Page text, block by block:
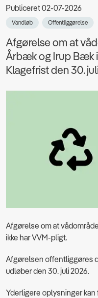
Publiceret 02-07-2026
Vandløb Offentliggørelse
Afgørelse om at
Årbæk og Irup Bæk
Klagefrist den 30.
Afgørelse om at
ikke har VVM-pligt.
Afgørelsen offentliggøres
udløber den 30. juli 2026.
Yderligere oplysninger